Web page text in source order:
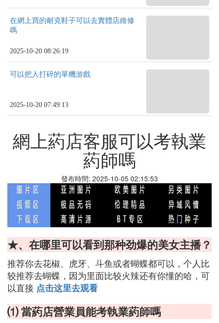
在網上買的耐克鞋子可以去實體店維修
嗎
2025-10-20 08:26:19
可以把人打碎的單機游戲
2025-10-20 07:49:13
網上葯店客服可以考執業
葯師嗎
發布時間: 2025-10-05 02:15:53
★、在哪里可以看到那种劲爆的美女主播？
推荐你去花椒、虎牙、斗鱼或者蝴蝶都可以，个人比
较推荐去蝴蝶，因为里面比较火辣还有你懂的哈，可
以直接 点击这里去观看
⑴ 當葯店營業員能考執業葯師嗎